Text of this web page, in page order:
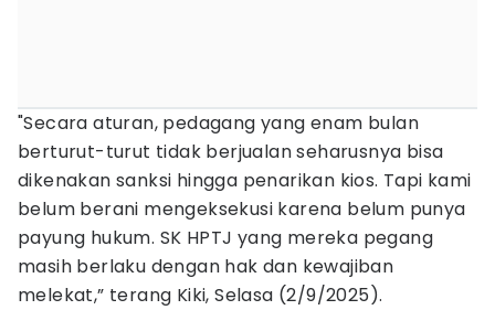
"Secara aturan, pedagang yang enam bulan
berturut-turut tidak berjualan seharusnya bisa
dikenakan sanksi hingga penarikan kios. Tapi kami
belum berani mengeksekusi karena belum punya
payung hukum. SK HPTJ yang mereka pegang
masih berlaku dengan hak dan kewajiban
melekat,” terang Kiki, Selasa (2/9/2025).